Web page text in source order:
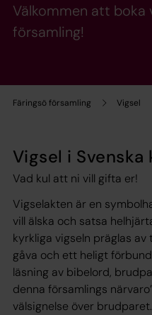
Färingsö församling Vigsel
Välkommen att boka
församling!
Vigsel i Svenska
Vad kul att ni vill gifta er!
Vigselakten är en
vill älska och satsa
kyrkliga vigseln präglas
gåva och ett heligt
läsning av bibelord,
denna församlings
välsignelse över brudparet.